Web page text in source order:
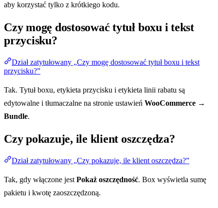
aby korzystać tylko z krótkiego kodu.
Czy mogę dostosować tytuł boxu i tekst
przycisku?
Dział zatytułowany „Czy mogę dostosować tytuł boxu i tekst
przycisku?”
Tak. Tytuł boxu, etykieta przycisku i etykieta linii rabatu są
edytowalne i tłumaczalne na stronie ustawień WooCommerce →
Bundle.
Czy pokazuje, ile klient oszczędza?
Dział zatytułowany „Czy pokazuje, ile klient oszczędza?”
Tak, gdy włączone jest Pokaż oszczędność. Box wyświetla sumę
pakietu i kwotę zaoszczędzoną.